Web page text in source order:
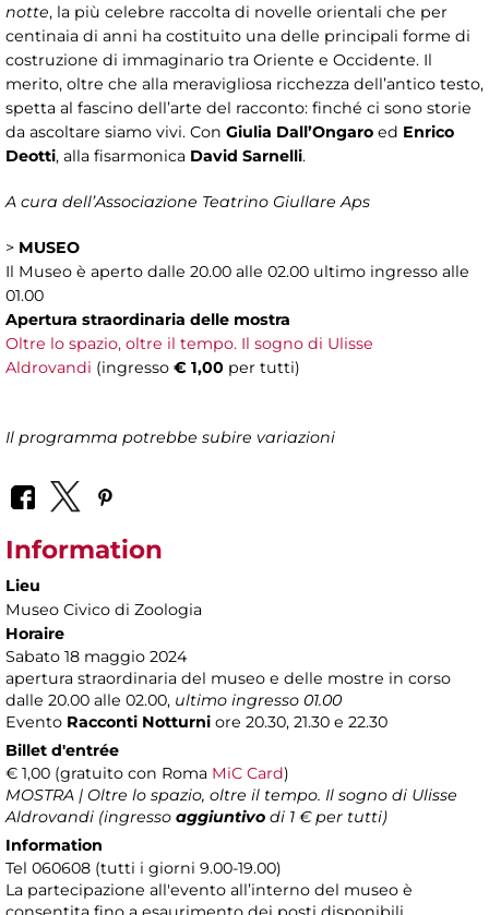
notte, la più celebre raccolta di novelle orientali che per
centinaia di anni ha costituito una delle principali forme di
costruzione di immaginario tra Oriente e Occidente. Il
merito, oltre che alla meravigliosa ricchezza dell’antico testo,
spetta al fascino dell’arte del racconto: finché ci sono storie
da ascoltare siamo vivi. Con Giulia Dall’Ongaro ed Enrico
Deotti, alla fisarmonica David Sarnelli.
A cura dell’Associazione Teatrino Giullare Aps
> MUSEO
Il Museo è aperto dalle 20.00 alle 02.00 ultimo ingresso alle
01.00
Apertura straordinaria delle mostra
Oltre lo spazio, oltre il tempo. Il sogno di Ulisse
Aldrovandi (ingresso € 1,00 per tutti)
Il programma potrebbe subire variazioni
Information
Lieu
Museo Civico di Zoologia
Horaire
Sabato 18 maggio 2024
apertura straordinaria del museo e delle mostre in corso
dalle 20.00 alle 02.00, ultimo ingresso 01.00
Evento Racconti Notturni ore 20.30, 21.30 e 22.30
Billet d'entrée
€ 1,00 (gratuito con Roma MiC Card)
MOSTRA | Oltre lo spazio, oltre il tempo. Il sogno di Ulisse
Aldrovandi (ingresso aggiuntivo di 1 € per tutti)
Information
Tel 060608 (tutti i giorni 9.00-19.00)
La partecipazione all'evento all’interno del museo è